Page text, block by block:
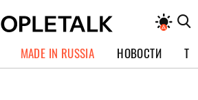
MADE IN RUSSIA НОВОСТИ